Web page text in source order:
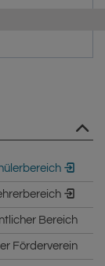
Bereich
Förderverein